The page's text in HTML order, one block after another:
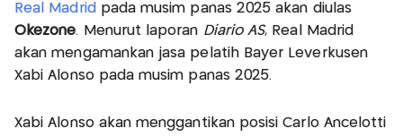
Real Madrid pada musim panas 2025 akan diulas
Okezone. Menurut laporan Diario AS, Real Madrid
akan mengamankan jasa pelatih Bayer Leverkusen
Xabi Alonso pada musim panas 2025.
Xabi Alonso akan menggantikan posisi Carlo Ancelotti